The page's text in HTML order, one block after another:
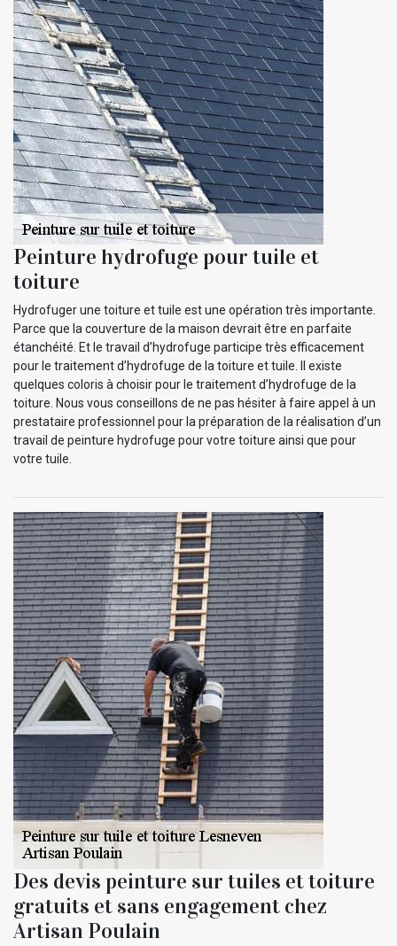
Peinture hydrofuge pour tuile et
toiture
Hydrofuger une toiture et tuile est une opération très importante.
Parce que la couverture de la maison devrait être en parfaite
étanchéité. Et le travail d’hydrofuge participe très efficacement
pour le traitement d’hydrofuge de la toiture et tuile. Il existe
quelques coloris à choisir pour le traitement d’hydrofuge de la
toiture. Nous vous conseillons de ne pas hésiter à faire appel à un
prestataire professionnel pour la préparation de la réalisation d’un
travail de peinture hydrofuge pour votre toiture ainsi que pour
votre tuile.
Des devis peinture sur tuiles et toiture
gratuits et sans engagement chez
Artisan Poulain